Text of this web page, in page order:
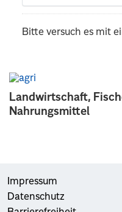
Landwirtschaft,
Nahrungsmittel
Bitte versuch es mit
Impressum
Datenschutz